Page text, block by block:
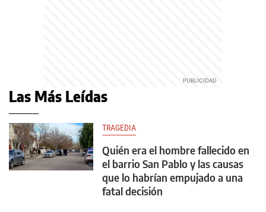
Las Más Leídas
TRAGEDIA
Quién era el hombre fallecido en
el barrio San Pablo y las causas
que lo habrían empujado a una
fatal decisión